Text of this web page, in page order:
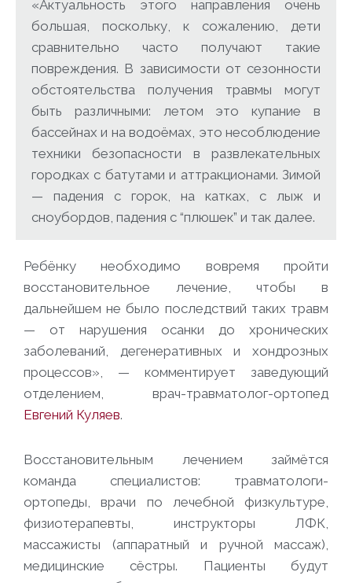
«Актуальность этого направления очень
большая, поскольку, к сожалению, дети
сравнительно часто получают такие
повреждения. В зависимости от сезонности
обстоятельства получения травмы могут
быть различными: летом это купание в
бассейнах и на водоёмах, это несоблюдение
техники безопасности в развлекательных
городках с батутами и аттракционами. Зимой
— падения с горок, на катках, с лыж и
сноубордов, падения с “плюшек” и так далее.
Ребёнку необходимо вовремя пройти
восстановительное лечение, чтобы в
дальнейшем не было последствий таких травм
— от нарушения осанки до хронических
заболеваний, дегенеративных и хондрозных
процессов», — комментирует заведующий
отделением, врач-травматолог-ортопед
Евгений Куляев.
Восстановительным лечением займётся
команда специалистов: травматологи-
ортопеды, врачи по лечебной физкультуре,
физиотерапевты, инструкторы ЛФК,
массажисты (аппаратный и ручной массаж),
медицинские сёстры. Пациенты будут